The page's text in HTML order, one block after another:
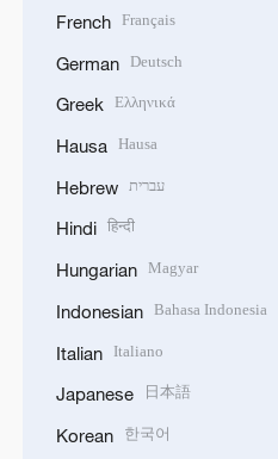
French Français
German Deutsch
Greek Ελληνικά
Hausa Hausa
Hebrew עברית
Hindi हिन्दी
Hungarian Magyar
Indonesian Bahasa Indonesia
Italian Italiano
Japanese 日本語
Korean 한국어